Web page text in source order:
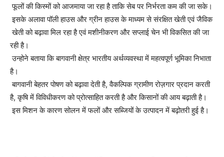
फूलों की किस्मों को आजमाया जा रहा है ताकि सेब पर निर्भरता कम की जा सके।
इसके अलावा पॉली हाउस और ग्रीन हाउस के माध्यम से संरक्षित खेती एवं जैविक
खेती को बढ़ावा मिल रहा है एवं मशीनीकरण और सप्लाई चेन भी विकसित की जा
रही है।
उन्होने बताया कि बागवानी क्षेत्र भारतीय अर्थव्यवस्था में महत्वपूर्ण भूमिका निभाता
है।
बागवानी बेहतर पोषण को बढ़ावा देती है, वैकल्पिक ग्रामीण रोज़गार प्रदान करती
है, कृषि में विविधीकरण को प्रोत्साहित करती है और किसानों की आय बढ़ाती है।
इस मिशन के कारण सोलन में फलों और सब्जियों के उत्पादन में बढ़ोतरी हुई है।